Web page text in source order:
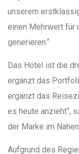
unserem
einen Mehrwert für
generieren.“
Das Hotel ist die
ergänzt das
ergänzt das
es heute anzieht“,
der Marke im
Aufgrund des